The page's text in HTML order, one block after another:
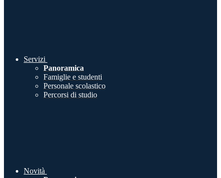
Servizi
Panoramica
Famiglie e studenti
Personale scolastico
Percorsi di studio
Novità